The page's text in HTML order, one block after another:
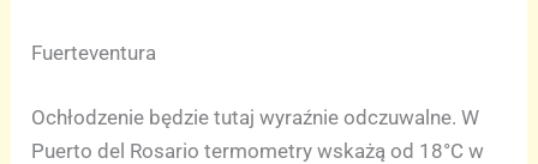
Fuerteventura
Ochłodzenie będzie tutaj wyraźnie odczuwalne. W
Puerto del Rosario termometry wskażą od 18°C w